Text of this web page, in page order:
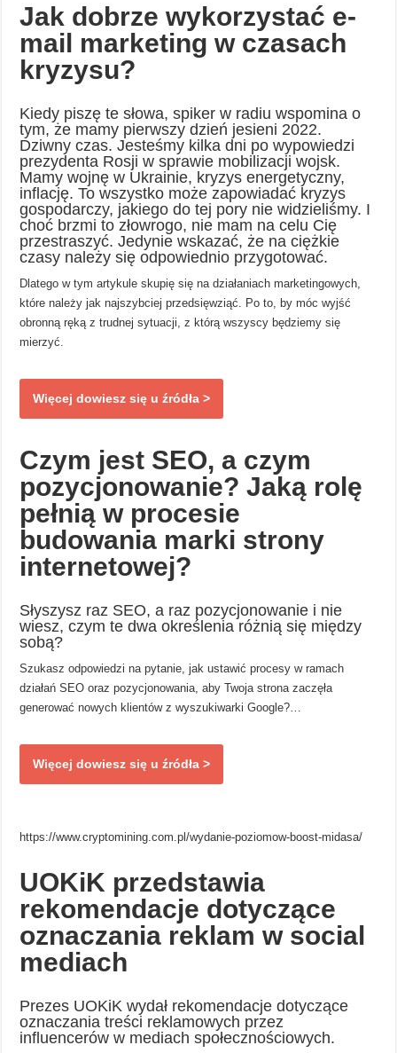
Jak dobrze wykorzystać e-
mail marketing w czasach
kryzysu?
Kiedy piszę te słowa, spiker w radiu wspomina o
tym, że mamy pierwszy dzień jesieni 2022.
Dziwny czas. Jesteśmy kilka dni po wypowiedzi
prezydenta Rosji w sprawie mobilizacji wojsk.
Mamy wojnę w Ukrainie, kryzys energetyczny,
inflację. To wszystko może zapowiadać kryzys
gospodarczy, jakiego do tej pory nie widzieliśmy. I
choć brzmi to złowrogo, nie mam na celu Cię
przestraszyć. Jedynie wskazać, że na ciężkie
czasy należy się odpowiednio przygotować.
Dlatego w tym artykule skupię się na działaniach marketingowych,
które należy jak najszybciej przedsięwziąć. Po to, by móc wyjść
obronną ręką z trudnej sytuacji, z którą wszyscy będziemy się
mierzyć.
Więcej dowiesz się u źródła >
Czym jest SEO, a czym
pozycjonowanie? Jaką rolę
pełnią w procesie
budowania marki strony
internetowej?
Słyszysz raz SEO, a raz pozycjonowanie i nie
wiesz, czym te dwa określenia różnią się między
sobą?
Szukasz odpowiedzi na pytanie, jak ustawić procesy w ramach
działań SEO oraz pozycjonowania, aby Twoja strona zaczęła
generować nowych klientów z wyszukiwarki Google?…
Więcej dowiesz się u źródła >
https://www.cryptomining.com.pl/wydanie-poziomow-boost-midasa/
UOKiK przedstawia
rekomendacje dotyczące
oznaczania reklam w social
mediach
Prezes UOKiK wydał rekomendacje dotyczące
oznaczania treści reklamowych przez
influencerów w mediach społecznościowych.